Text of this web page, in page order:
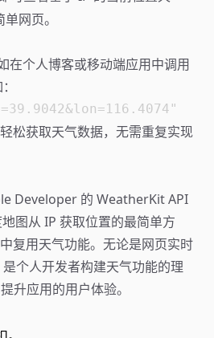
网页。
在个人博客或移动端应用中调用
松获取天气数据，无需重复实现
Developer 的 WeatherKit API
图从 IP 获取位置的最简单方
复用天气功能。无论是网页实时
个人开发者构建天气功能的理
升应用的用户体验。